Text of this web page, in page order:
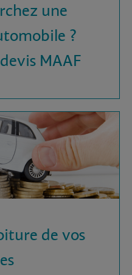
une
?
MAAF
de vos